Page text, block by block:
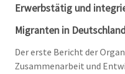
Erwerbstätig und
Migranten in Deutschland
Der erste Bericht der
Zusammenarbeit und